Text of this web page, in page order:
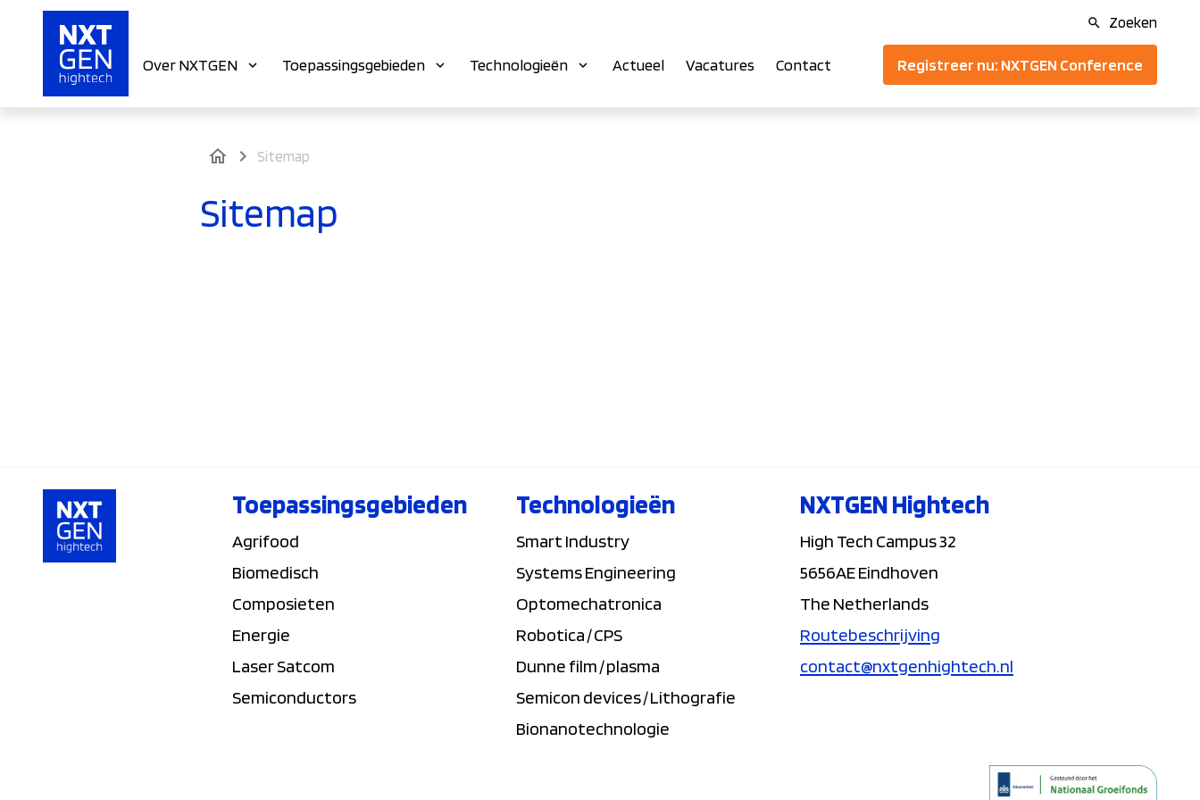
Zoeken
Over NXTGEN Toepassingsgebieden Technologieën Actueel Vacatures Contact Registreer nu: NXTGEN Conference
home Sitemap
Sitemap
Toepassingsgebieden
Agrifood
Biomedisch
Composieten
Energie
Laser Satcom
Semiconductors
Technologieën
Smart Industry
Systems Engineering
Optomechatronica
Robotica / CPS
Dunne film / plasma
Semicon devices / Lithografie
Bionanotechnologie
NXTGEN Hightech
High Tech Campus 32
5656AE Eindhoven
The Netherlands
Routebeschrijving
contact@nxtgenhightech.nl